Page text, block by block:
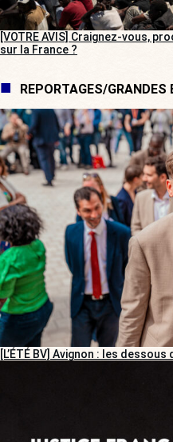
[VOTRE AVIS] Craignez-vous,
sur la France ?
REPORTAGES/GRANDES
[L’ÉTÉ BV] Avignon : les